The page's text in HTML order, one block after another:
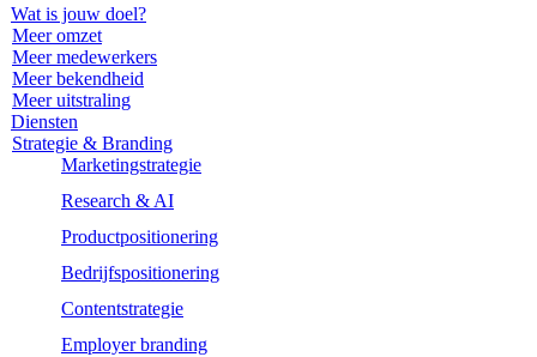
Wat is jouw doel?
Meer omzet
Meer medewerkers
Meer bekendheid
Meer uitstraling
Diensten
Strategie & Branding
Marketingstrategie
Research & AI
Productpositionering
Bedrijfspositionering
Contentstrategie
Employer branding